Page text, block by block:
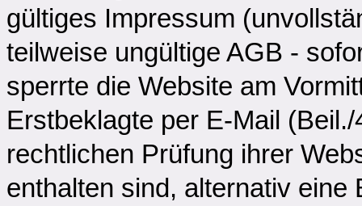
gültiges Impressum
teilweise ungültige AGB -
sperrte die Website am
Erstbeklagte per E-Mail
rechtlichen Prüfung ihrer
enthalten sind, alternativ